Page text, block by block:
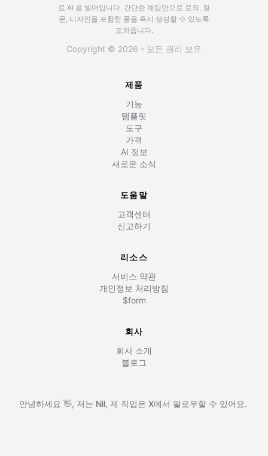
료 AI 폼 빌더입니다. 간단한 채팅만으로 로직, 질
문, 디자인을 포함한 폼을 즉시 생성할 수 있도록
도와줍니다.
Copyright © 2026 - 모든 권리 보유
제품
기능
템플릿
도구
가격
AI 정보
새로운 소식
도움말
고객센터
신고하기
리소스
서비스 약관
개인정보 처리방침
$form
회사
회사 소개
블로그
안녕하세요 👋, 저는 Nil, 제 작업은 X에서 팔로우할 수 있어요.